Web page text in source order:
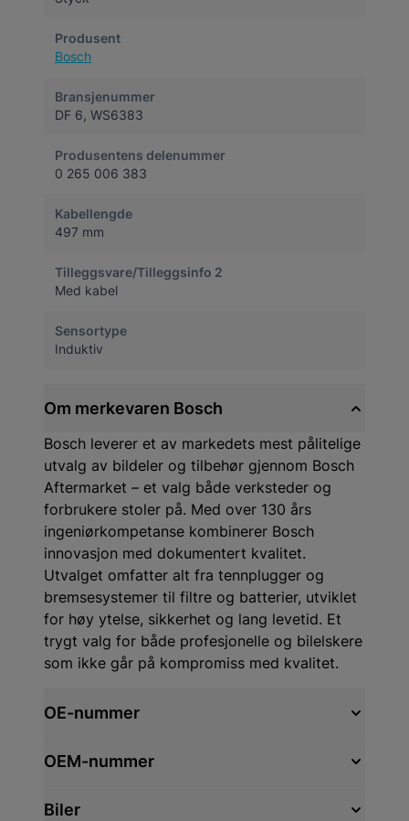
Produsent
Bosch
Bransjenummer
DF 6, WS6383
Produsentens delenummer
0 265 006 383
Kabellengde
497 mm
Tilleggsvare/Tilleggsinfo 2
Med kabel
Sensortype
Induktiv
Om merkevaren Bosch
Bosch leverer et av markedets mest pålitelige
utvalg av bildeler og tilbehør gjennom Bosch
Aftermarket – et valg både verksteder og
forbrukere stoler på. Med over 130 års
ingeniørkompetanse kombinerer Bosch
innovasjon med dokumentert kvalitet.
Utvalget omfatter alt fra tennplugger og
bremsesystemer til filtre og batterier, utviklet
for høy ytelse, sikkerhet og lang levetid. Et
trygt valg for både profesjonelle og bilelskere
som ikke går på kompromiss med kvalitet.
OE-nummer
OEM-nummer
Biler